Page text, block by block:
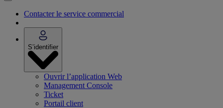
Contacter le service commercial
S’identifier
Ouvrir l’application Web
Management Console
Ticket
Portail client